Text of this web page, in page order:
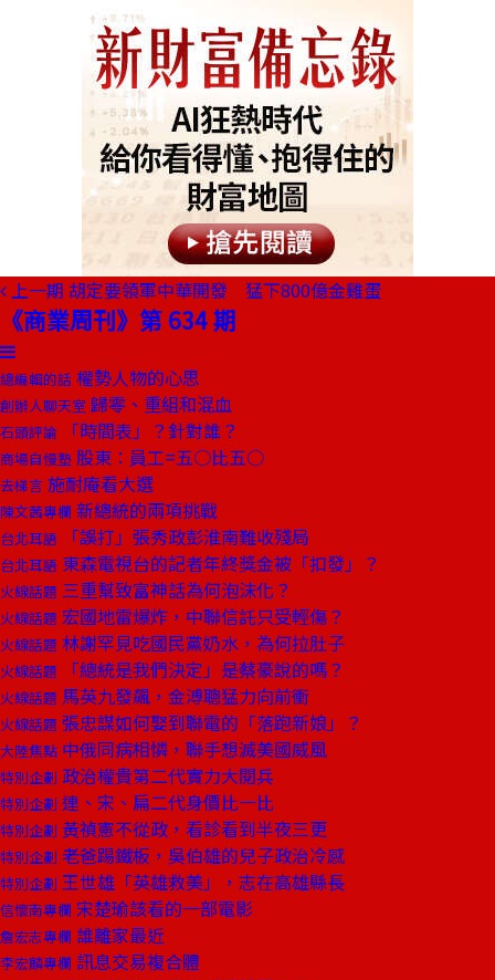
上一期 胡定要領軍中華開發 猛下800億金雞蛋
《商業周刊》第 634 期
總編輯的話 權勢人物的心思
創辦人聊天室 歸零、重組和混血
石頭評論 「時間表」？針對誰？
商場自慢塾 股東：員工=五○比五○
去梯言 施耐庵看大選
陳文茜專欄 新總統的兩項挑戰
台北耳語 「誤打」張秀政彭淮南難收殘局
台北耳語 東森電視台的記者年終獎金被「扣發」？
火線話題 三重幫致富神話為何泡沫化？
火線話題 宏國地雷爆炸，中聯信託只受輕傷？
火線話題 林謝罕見吃國民黨奶水，為何拉肚子
火線話題 「總統是我們決定」是蔡豪說的嗎？
火線話題 馬英九發飆，金溥聰猛力向前衝
火線話題 張忠謀如何娶到聯電的「落跑新娘」？
大陸焦點 中俄同病相憐，聯手想滅美國威風
特別企劃 政治權貴第二代實力大閱兵
特別企劃 連、宋、扁二代身價比一比
特別企劃 黃禎憲不從政，看診看到半夜三更
特別企劃 老爸踢鐵板，吳伯雄的兒子政治冷感
特別企劃 王世雄「英雄救美」，志在高雄縣長
信懷南專欄 宋楚瑜該看的一部電影
詹宏志專欄 誰離家最近
李宏麟專欄 訊息交易複合體